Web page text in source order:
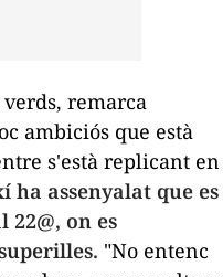
remarca
ambiciós que està
s'està replicant en
ha assenyalat que es
on es
"No entenc